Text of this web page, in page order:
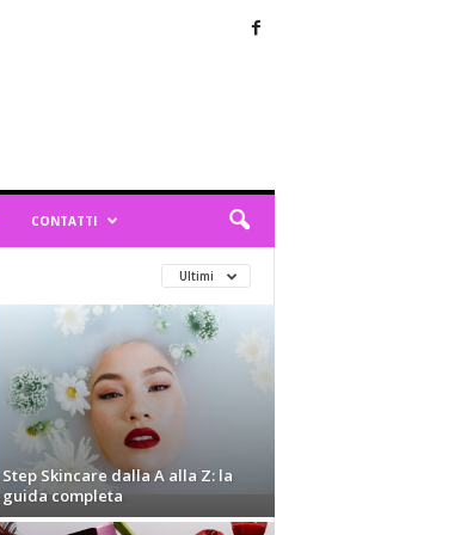
CONTATTI
Ultimi
Step Skincare dalla A alla Z: la
guida completa